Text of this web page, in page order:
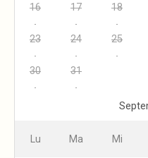
16 17 18
23 24 25
30 31
Lu Ma Mi